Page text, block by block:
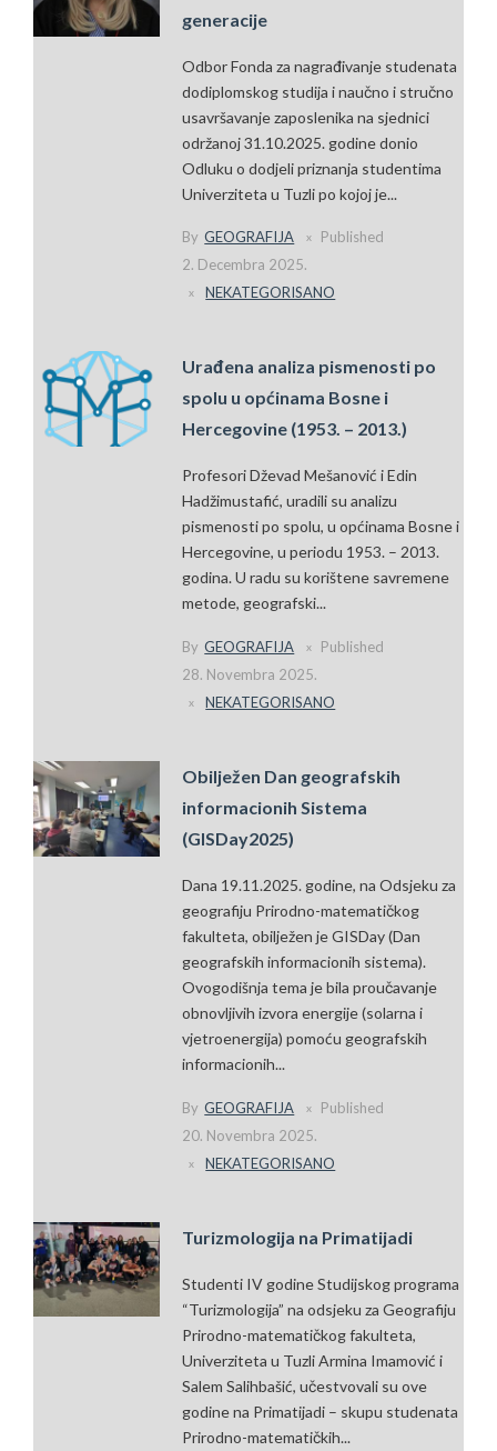
generacije
Odbor Fonda za nagrađivanje studenata
dodiplomskog studija i naučno i stručno
usavršavanje zaposlenika na sjednici
održanoj 31.10.2025. godine donio
Odluku o dodjeli priznanja studentima
Univerziteta u Tuzli po kojoj je...
By GEOGRAFIJA
Published
2. Decembra 2025.
NEKATEGORISANO
Urađena analiza pismenosti po
spolu u općinama Bosne i
Hercegovine (1953. – 2013.)
Profesori Dževad Mešanović i Edin
Hadžimustafić, uradili su analizu
pismenosti po spolu, u općinama Bosne i
Hercegovine, u periodu 1953. – 2013.
godina. U radu su korištene savremene
metode, geografski...
By GEOGRAFIJA
Published
28. Novembra 2025.
NEKATEGORISANO
Obilježen Dan geografskih
informacionih Sistema
(GISDay2025)
Dana 19.11.2025. godine, na Odsjeku za
geografiju Prirodno-matematičkog
fakulteta, obilježen je GISDay (Dan
geografskih informacionih sistema).
Ovogodišnja tema je bila proučavanje
obnovljivih izvora energije (solarna i
vjetroenergija) pomoću geografskih
informacionih...
By GEOGRAFIJA
Published
20. Novembra 2025.
NEKATEGORISANO
Turizmologija na Primatijadi
Studenti IV godine Studijskog programa
“Turizmologija” na odsjeku za Geografiju
Prirodno-matematičkog fakulteta,
Univerziteta u Tuzli Armina Imamović i
Salem Salihbašić, učestvovali su ove
godine na Primatijadi – skupu studenata
Prirodno-matematičkih...